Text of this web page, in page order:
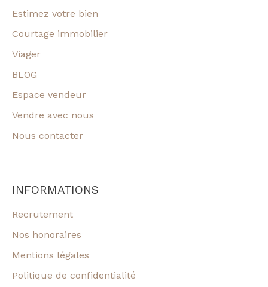
Estimez votre bien
Courtage immobilier
Viager
BLOG
Espace vendeur
Vendre avec nous
Nous contacter
INFORMATIONS
Recrutement
Nos honoraires
Mentions légales
Politique de confidentialité